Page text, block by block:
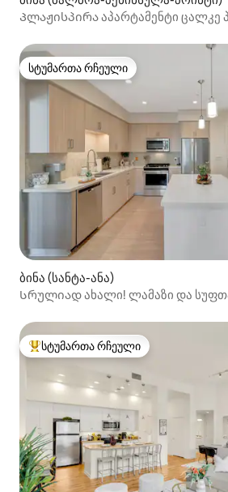
Პლაჟისპირა აპარტამენტი ცალკე
სტუმართა რჩეული
სტუმართა რჩეული
ბინა (სანტა-ანა)
Სრულიად ახალი! ლამაზი და სუფთა
სტუმართა რჩეული მოწინავე ვარიანტი
სტუმართა რჩეული